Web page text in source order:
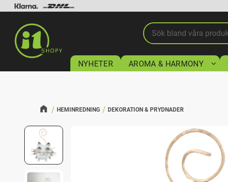
NYHETER AROMA & HARMONY
HEMINREDNING DEKORATION & PRYDNADER